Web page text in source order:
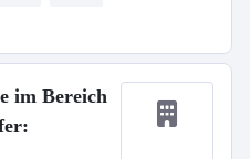
im Bereich